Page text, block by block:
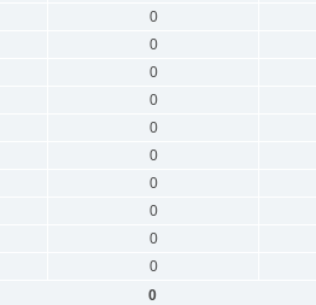
0
0
0
0
0
0
0
0
0
0
0